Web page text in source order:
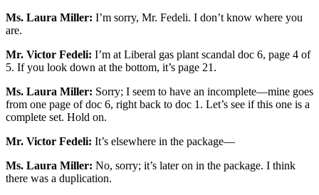
Ms. Laura Miller: I’m sorry, Mr. Fedeli. I don’t know where you
are.
Mr. Victor Fedeli: I’m at Liberal gas plant scandal doc 6, page 4 of
5. If you look down at the bottom, it’s page 21.
Ms. Laura Miller: Sorry; I seem to have an incomplete—mine goes
from one page of doc 6, right back to doc 1. Let’s see if this one is a
complete set. Hold on.
Mr. Victor Fedeli: It’s elsewhere in the package—
Ms. Laura Miller: No, sorry; it’s later on in the package. I think
there was a duplication.